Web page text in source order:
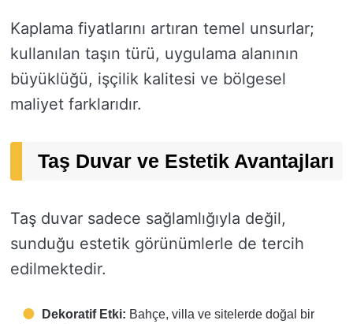
Kaplama fiyatlarını artıran temel unsurlar;
kullanılan taşın türü, uygulama alanının
büyüklüğü, işçilik kalitesi ve bölgesel
maliyet farklarıdır.
Taş Duvar ve Estetik Avantajları
Taş duvar sadece sağlamlığıyla değil,
sunduğu estetik görünümlerle de tercih
edilmektedir.
Dekoratif Etki: Bahçe, villa ve sitelerde doğal bir